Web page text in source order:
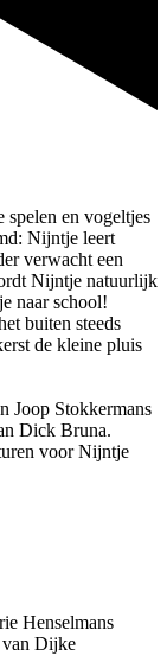
spelen en vogeltjes
Nijntje leert
verwacht een
Nijntje natuurlijk
naar school!
buiten steeds
de kleine pluis
Joop Stokkermans
Dick Bruna.
voor Nijntje
Henselmans
van Dijke